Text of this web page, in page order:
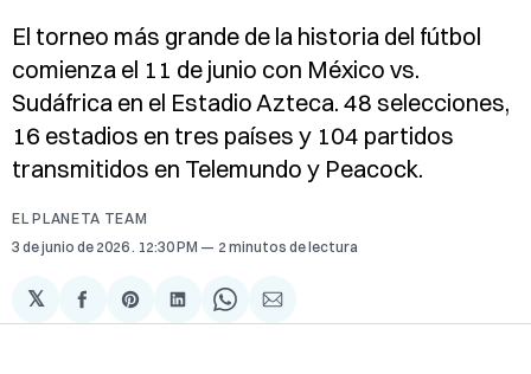
El torneo más grande de la historia del fútbol
comienza el 11 de junio con México vs.
Sudáfrica en el Estadio Azteca. 48 selecciones,
16 estadios en tres países y 104 partidos
transmitidos en Telemundo y Peacock.
EL PLANETA TEAM
3 de junio de 2026 . 12:30 PM 2 minutos de lectura
𝕏
Compartir
en
Share
on
Compartir
en
Share
on
Compartir
via